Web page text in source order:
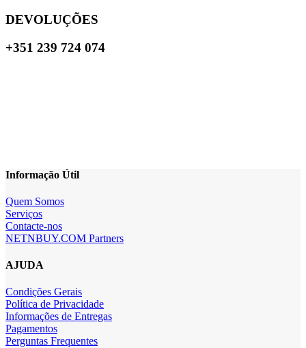
DEVOLUÇÕES
+351 239 724 074
Informação Útil
Quem Somos
Serviços
Contacte-nos
NETNBUY.COM Partners
AJUDA
Condições Gerais
Política de Privacidade
Informações de Entregas
Pagamentos
Perguntas Frequentes